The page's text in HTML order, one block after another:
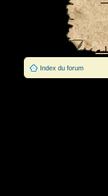
Index du forum